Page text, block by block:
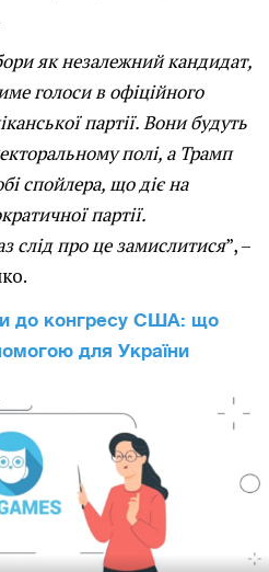
як незалежний кандидат,
голоси в офіційного
партії. Вони будуть
полі, а Трамп
спойлера, що діє на
партії.
слід про це замислитися”, –
до конгресу США: що
для України